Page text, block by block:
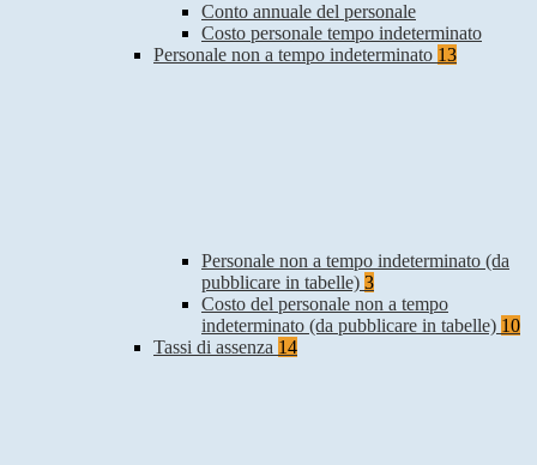
Conto annuale del personale
Costo personale tempo indeterminato
Personale non a tempo indeterminato 13
Personale non a tempo indeterminato (da
pubblicare in tabelle) 3
Costo del personale non a tempo
indeterminato (da pubblicare in tabelle) 10
Tassi di assenza 14